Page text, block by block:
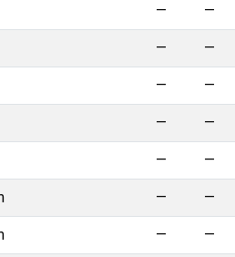
— —
— —
— —
— —
— —
— —
— —